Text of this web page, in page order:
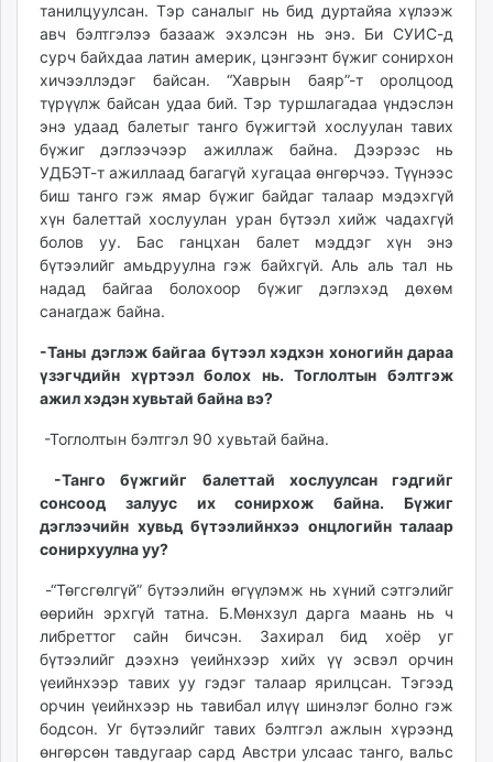
asu.mn
shudarga.mn
shuurhai.mn
unuudur.mn
isee.mn
mglradio.com
fact.mn
itoim.mn
tumen.mn
shuum.mn
times.mn
tvmongolia.mn
mass.mn
unegui.mn
assa.mn
paparazzi.mn
unread.today
танилцуулсан. Тэр саналыг нь бид дуртайяа хүлээж
авч бэлтгэлээ базааж эхэлсэн нь энэ. Би СУИС-д
сурч байхдаа латин америк, цэнгээнт бүжиг сонирхон
хичээллэдэг байсан. “Хаврын баяр”-т оролцоод
түрүүлж байсан удаа бий. Тэр туршлагадаа үндэслэн
энэ удаад балетыг танго бүжигтэй хослуулан тавих
бүжиг дэглээчээр ажиллаж байна. Дээрээс нь
УДБЭТ-т ажиллаад багагүй хугацаа өнгөрчээ. Түүнээс
биш танго гэж ямар бүжиг байдаг талаар мэдэхгүй
хүн балеттай хослуулан уран бүтээл хийж чадахгүй
болов уу. Бас ганцхан балет мэддэг хүн энэ
бүтээлийг амьдруулна гэж байхгүй. Аль аль тал нь
надад байгаа болохоор бүжиг дэглэхэд дөхөм
санагдаж байна.
-Таны дэглэж байгаа бүтээл хэдхэн хоногийн дараа
үзэгчдийн хүртээл болох нь. Тоглолтын бэлтгэж
ажил хэдэн хувьтай байна вэ?
-Тоглолтын бэлтгэл 90 хувьтай байна.
-Танго бүжгийг балеттай хослуулсан гэдгийг
сонсоод залуус их сонирхож байна. Бүжиг
дэглээчийн хувьд бүтээлийнхээ онцлогийн талаар
сонирхуулна уу?
-“Төгсгөлгүй” бүтээлийн өгүүлэмж нь хүний сэтгэлийг
өөрийн эрхгүй татна. Б.Мөнхзул дарга маань нь ч
либреттог сайн бичсэн. Захирал бид хоёр уг
бүтээлийг дээхнэ үеийнхээр хийх үү эсвэл орчин
үеийнхээр тавих уу гэдэг талаар ярилцсан. Тэгээд
орчин үеийнхээр нь тавибал илүү шинэлэг болно гэж
бодсон. Уг бүтээлийг тавих бэлтгэл ажлын хүрээнд
өнгөрсөн тавдугаар сард Австри улсаас танго, вальс